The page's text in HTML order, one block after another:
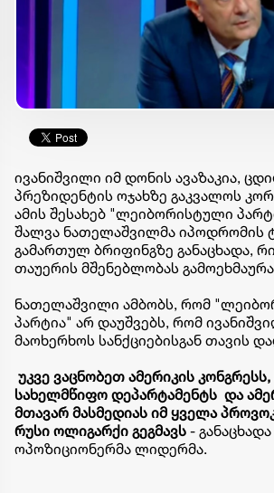
ივანიშვილი იმ დონის ავაზაკია,
პრეზიდენტის ოჯახზე გაკვალოს
ამის შესახებ "ლეიბორისტული
შალვა ნათელაშვილმა იპოდრომის
გამართულ ბრიფინგზე განაცხადა,
თაუერის მშენებლობას
ნათელაშვილი ამბობს, რომ
პარტია" არ დაუშვებს, რომ
მაოხერხოს სანქციებისგან თავის
უკვე ვაცნობეთ ამერიკის კონგრესს,
სახელმწიფო დეპარტამენტს და
მთავარ მასმედიას იმ ყველა
რუსი ოლიგარქი გეგმავს - განაცხადა
ოპოზიციონერმა ლიდერმა.